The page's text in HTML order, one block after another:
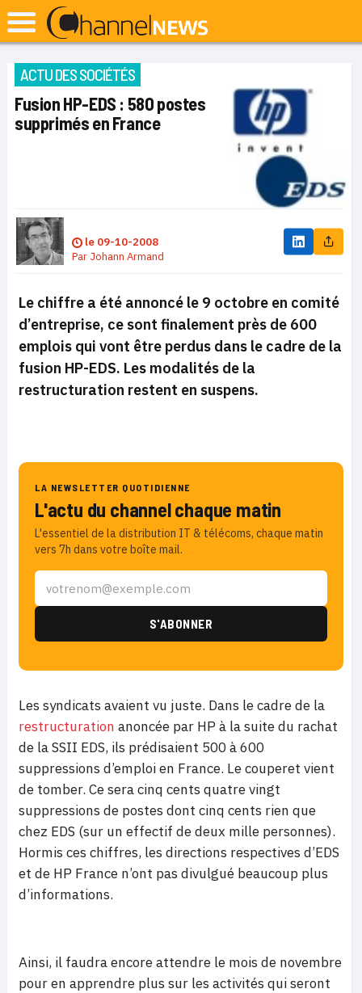
ACTU DES SOCIÉTÉS
Fusion HP-EDS : 580 postes
supprimés en France
le 09-10-2008
Par Johann Armand
Le chiffre a été annoncé le 9 octobre en comité
d’entreprise, ce sont finalement près de 600
emplois qui vont être perdus dans le cadre de la
fusion HP-EDS. Les modalités de la
restructuration restent en suspens.
LA NEWSLETTER QUOTIDIENNE
L'actu du channel chaque matin
L'essentiel de la distribution IT & télécoms, chaque matin
vers 7h dans votre boîte mail.
Les syndicats avaient vu juste. Dans le cadre de la
restructuration anoncée par HP à la suite du rachat
de la SSII EDS, ils prédisaient 500 à 600
suppressions d’emploi en France. Le couperet vient
de tomber. Ce sera cinq cents quatre vingt
suppressions de postes dont cinq cents rien que
chez EDS (sur un effectif de deux mille personnes).
Hormis ces chiffres, les directions respectives d’EDS
et de HP France n’ont pas divulgué beaucoup plus
d’informations.
Ainsi, il faudra encore attendre le mois de novembre
pour en apprendre plus sur les activités qui seront